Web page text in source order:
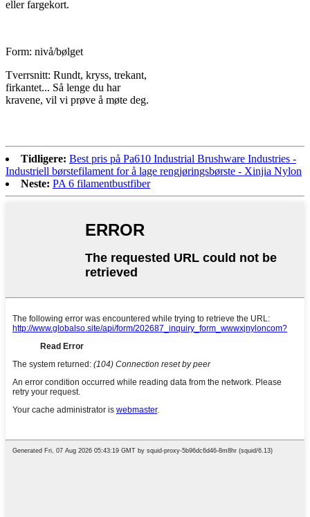
eller fargekort.
Form: nivå/bølget
Tverrsnitt: Rundt, kryss, trekant,
firkantet... Så lenge du har
kravene, vil vi prøve å møte deg.
Tidligere: Best pris på Pa610 Industrial Brushware Industries -
Industriell børstefilament for å lage rengjøringsbørste - Xinjia Nylon
Neste: PA 6 filamentbustfiber